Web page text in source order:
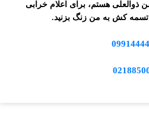
ذوالعلی هستم، برای اعلام خرابی
تسمه کش به من زنگ بزنید.